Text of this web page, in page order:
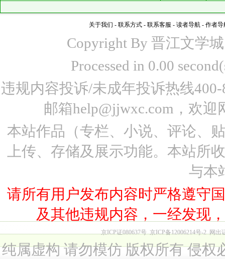
关于我们 - 联系方式 - 联系客服 - 读者导航 - 作者导
Copyright By 晋江文学
Processed in 0.00
违规内容投诉/未成年投诉热线
邮箱help@jjwxc.com，欢
本站作品（专栏、小说、评论、
上传、存储及展示功能。本站所
与本
请所有用户发布内容时严格遵守
及其他违规内容，一经发现
京ICP证080637号 京ICP备12006214号-2 网出
纯属虚构 请勿模仿 版权所有 侵权